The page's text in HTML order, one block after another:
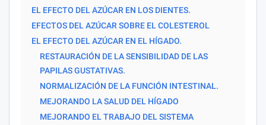
EL EFECTO DEL AZÚCAR EN LOS DIENTES.
EFECTOS DEL AZÚCAR SOBRE EL COLESTEROL
EL EFECTO DEL AZÚCAR EN EL HÍGADO.
RESTAURACIÓN DE LA SENSIBILIDAD DE LAS
PAPILAS GUSTATIVAS.
NORMALIZACIÓN DE LA FUNCIÓN INTESTINAL.
MEJORANDO LA SALUD DEL HÍGADO
MEJORANDO EL TRABAJO DEL SISTEMA